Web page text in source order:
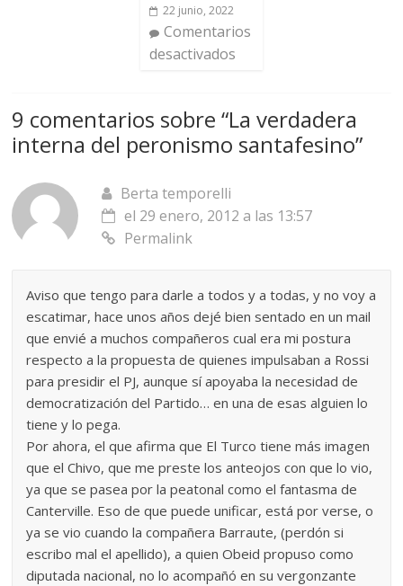
22 junio, 2022
Comentarios
desactivados
9 comentarios sobre “La verdadera
interna del peronismo santafesino”
Berta temporelli
el 29 enero, 2012 a las 13:57
Permalink
Aviso que tengo para darle a todos y a todas, y no voy a
escatimar, hace unos años dejé bien sentado en un mail
que envié a muchos compañeros cual era mi postura
respecto a la propuesta de quienes impulsaban a Rossi
para presidir el PJ, aunque sí apoyaba la necesidad de
democratización del Partido… en una de esas alguien lo
tiene y lo pega.
Por ahora, el que afirma que El Turco tiene más imagen
que el Chivo, que me preste los anteojos con que lo vio,
ya que se pasea por la peatonal como el fantasma de
Canterville. Eso de que puede unificar, está por verse, o
ya se vio cuando la compañera Barraute, (perdón si
escribo mal el apellido), a quien Obeid propuso como
diputada nacional, no lo acompañó en su vergonzante